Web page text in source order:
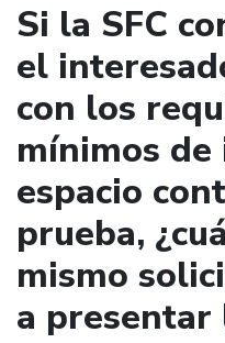
Si la SFC
el
con los
mínimos
espacio
prueba,
mismo
a